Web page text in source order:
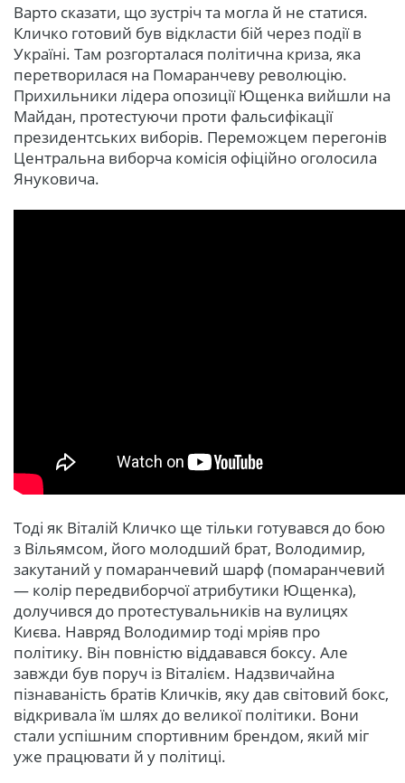
Варто сказати, що зустріч та могла й не статися.
Кличко готовий був відкласти бій через події в
Україні. Там розгорталася політична криза, яка
перетворилася на Помаранчеву революцію.
Прихильники лідера опозиції Ющенка вийшли на
Майдан, протестуючи проти фальсифікації
президентських виборів. Переможцем перегонів
Центральна виборча комісія офіційно оголосила
Януковича.
Тоді як Віталій Кличко ще тільки готувався до бою
з Вільямсом, його молодший брат, Володимир,
закутаний у помаранчевий шарф (помаранчевий
— колір передвиборчої атрибутики Ющенка),
долучився до протестувальників на вулицях
Києва. Навряд Володимир тоді мріяв про
політику. Він повністю віддавався боксу. Але
завжди був поруч із Віталієм. Надзвичайна
пізнаваність братів Кличків, яку дав світовий бокс,
відкривала їм шлях до великої політики. Вони
стали успішним спортивним брендом, який міг
уже працювати й у політиці.